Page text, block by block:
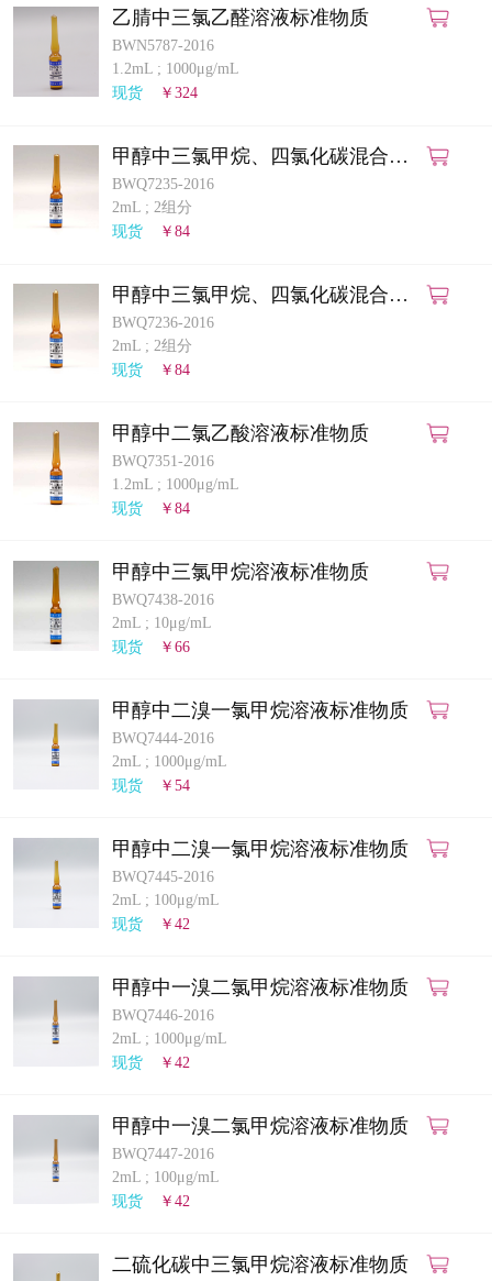
乙腈中三氯乙醛溶液标准物质
BWN5787-2016
1.2mL ; 1000μg/mL
现货
￥324
甲醇中三氯甲烷、四氯化碳混合溶
液标准物质
BWQ7235-2016
2mL ; 2组分
现货
￥84
甲醇中三氯甲烷、四氯化碳混合溶
液标准物质
BWQ7236-2016
2mL ; 2组分
现货
￥84
甲醇中二氯乙酸溶液标准物质
BWQ7351-2016
1.2mL ; 1000μg/mL
现货
￥84
甲醇中三氯甲烷溶液标准物质
BWQ7438-2016
2mL ; 10μg/mL
现货
￥66
甲醇中二溴一氯甲烷溶液标准物质
BWQ7444-2016
2mL ; 1000μg/mL
现货
￥54
甲醇中二溴一氯甲烷溶液标准物质
BWQ7445-2016
2mL ; 100μg/mL
现货
￥42
甲醇中一溴二氯甲烷溶液标准物质
BWQ7446-2016
2mL ; 1000μg/mL
现货
￥42
甲醇中一溴二氯甲烷溶液标准物质
BWQ7447-2016
2mL ; 100μg/mL
现货
￥42
二硫化碳中三氯甲烷溶液标准物质